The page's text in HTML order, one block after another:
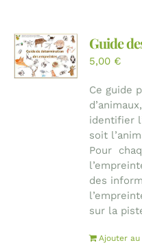
Guide
5,00 €
Ce guide
identifier
soit
Pour
des
sur la
Ajouter au